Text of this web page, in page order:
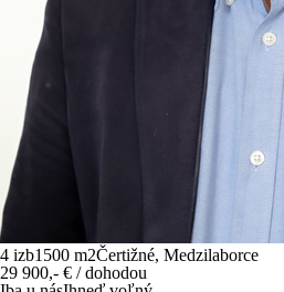
4 izb1500 m2Čertižné, Medzilaborce
29 900,- € / dohodou